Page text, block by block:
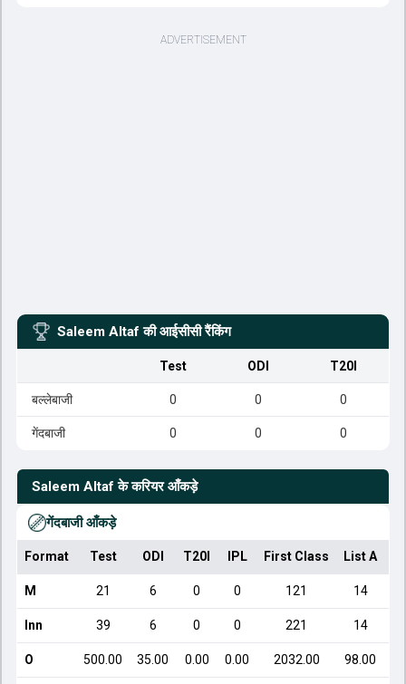
Saleem Altaf की आईसीसी रैंकिंग
Test ODI T20I
बल्लेबाजी 0 0 0
गेंदबाजी 0 0 0
Saleem Altaf के करियर आँकड़े
गेंदबाजी आँकड़े
Format Test ODI T20I IPL First Class List A
M 21 6 0 0 121 14
Inn 39 6 0 0 221 14
O 500.00 35.00 0.00 0.00 2032.00 98.00